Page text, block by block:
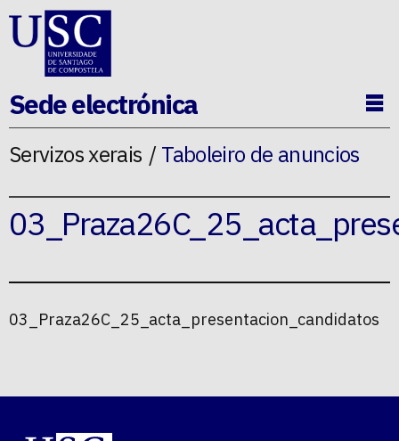
Ir ao contido da p�xina
Sede electrónica
Servizos xerais Taboleiro de anuncios
03_Praza26C_25_acta_presentacion_candidatos